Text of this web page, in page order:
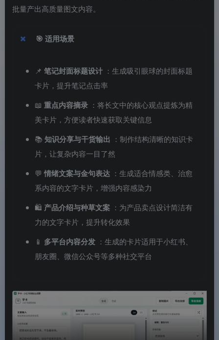
批量产出高质量图文内容。
🎯 适用场景
📌 笔记封面标题设计 ：生成吸引眼球的封面标题
卡片，提升笔记点击率
📖 重点内容摘录 ：将长文中的核心观点提炼为精
美卡片，方便读者快速获取关键信息
📚知识分享与干货输出 ：制作结构清晰的知识卡
片，让复杂内容一目了然
💬 情绪文案与金句表达 ：生成适合情感类、治愈
系内容的文字卡片，增强内容感染力
🛍️ 产品介绍与种草文案 ：为产品卖点设计简洁有
力的文字卡片，提升转化效果
📱 多平台内容分发 ：生成的卡片适用于小红书、
朋友圈、微信公众号等多种社交平台